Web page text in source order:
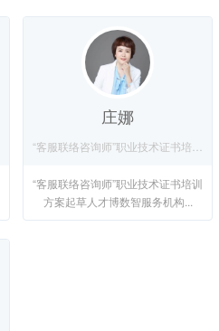
庄娜
“客服联络咨询师”职业技术证书培训
方案起草人才博数智服务机构...